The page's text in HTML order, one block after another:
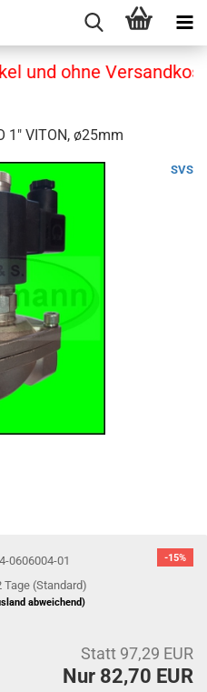
und ohne
1" VITON, ø25mm
SVS
-15%
0606004-01
Tage (Standard)
abweichend)
Statt 97,29 EUR
Nur 82,70 EUR